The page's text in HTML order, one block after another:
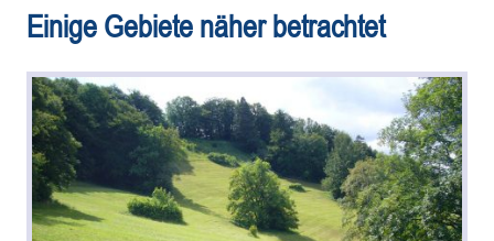
Einige Gebiete näher betrachtet